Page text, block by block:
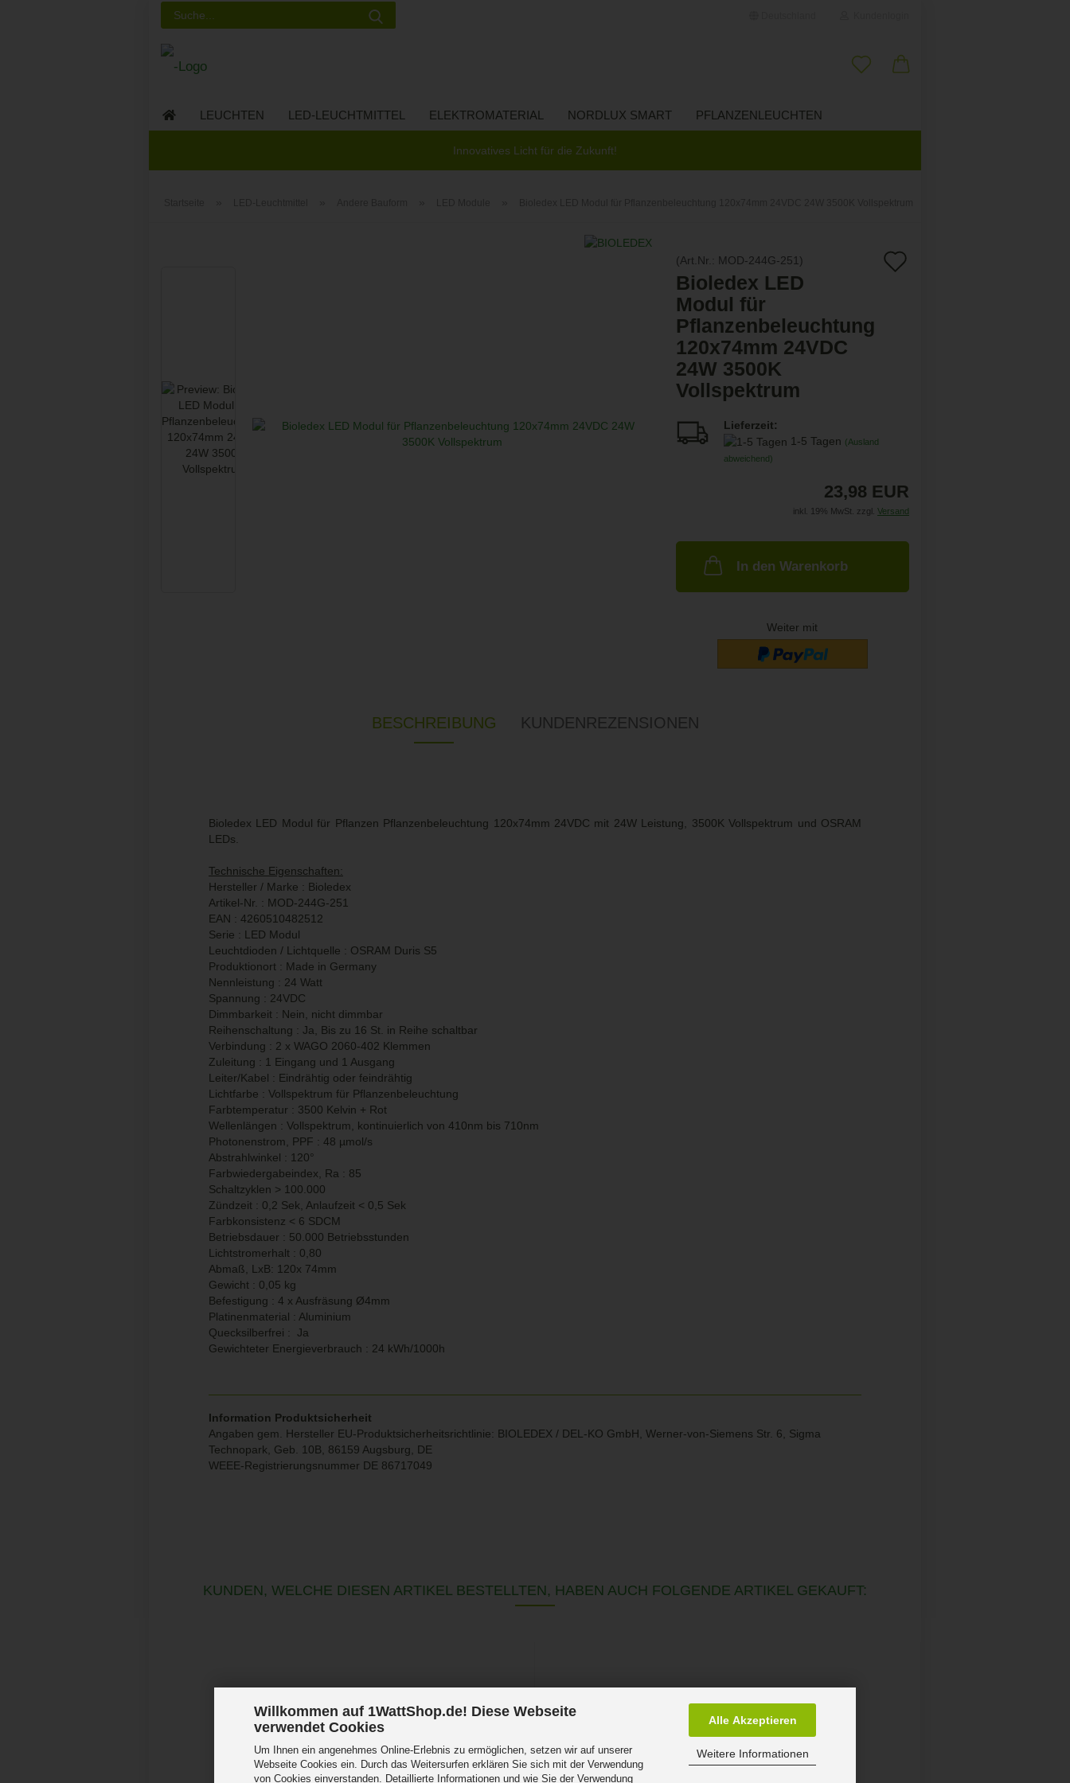
Willkommen auf 1WattShop.de! Diese Webseite
verwendet Cookies
Um Ihnen ein angenehmes Online-Erlebnis zu ermöglichen, setzen wir auf unserer
Webseite Cookies ein. Durch das Weitersurfen erklären Sie sich mit der Verwendung
von Cookies einverstanden. Detaillierte Informationen und wie Sie der Verwendung
Alle Akzeptieren
Weitere Informationen
Passwort vergessen?
Innovatives Licht für die Zukunft!
LEUCHTEN LED-LEUCHTMITTEL ELEKTROMATERIAL NORDLUX SMART PFLANZENLEUCHTEN
(Art.Nr.: MOD-244G-251 )
Bioledex LED
Modul für
Pflanzenbeleuchtung
120x74mm 24VDC
24W 3500K
Vollspektrum
Lieferzeit:
1-5 Tagen (Ausland
abweichend)
23,98 EUR
inkl. 19% MwSt. zzgl. Versand
In den Warenkorb
Weiter mit
BESCHREIBUNG KUNDENREZENSIONEN
Bioledex LED Modul für Pflanzen Pflanzenbeleuchtung 120x74mm 24VDC mit 24W Leistung, 3500K Vollspektrum und OSRAM
LEDs.
Technische Eigenschaften:
Hersteller / Marke : Bioledex
Artikel-Nr. : MOD-244G-251
EAN : 4260510482512
Serie : LED Modul
Leuchtdioden / Lichtquelle : OSRAM Duris S5
Produktionort : Made in Germany
Nennleistung : 24 Watt
Spannung : 24VDC
Dimmbarkeit : Nein, nicht dimmbar
Reihenschaltung : Ja, Bis zu 16 St. in Reihe schaltbar
Verbindung : 2 x WAGO 2060-402 Klemmen
Zuleitung : 1 Eingang und 1 Ausgang
Leiter/Kabel : Eindrähtig oder feindrähtig
Lichtfarbe : Vollspektrum für Pflanzenbeleuchtung
Farbtemperatur : 3500 Kelvin + Rot
Wellenlängen : Vollspektrum, kontinuierlich von 410nm bis 710nm
Photonenstrom, PPF : 48 µmol/s
Abstrahlwinkel : 120°
Farbwiedergabeindex, Ra : 85
Schaltzyklen > 100.000
Zündzeit : 0,2 Sek, Anlaufzeit < 0,5 Sek
Farbkonsistenz < 6 SDCM
Betriebsdauer : 50.000 Betriebsstunden
Lichtstromerhalt : 0,80
Abmaß, LxB: 120x 74mm
Gewicht : 0,05 kg
Befestigung : 4 x Ausfräsung Ø4mm
Platinenmaterial : Aluminium
Quecksilberfrei : Ja
Gewichteter Energieverbrauch : 24 kWh/1000h
Information Produktsicherheit
Angaben gem. Hersteller EU-Produktsicherheitsrichtlinie: BIOLEDEX / DEL-KO GmbH, Werner-von-Siemens Str. 6, Sigma
Technopark, Geb. 10B, 86159 Augsburg, DE
WEEE-Registrierungsnummer DE 86717049
KUNDEN, WELCHE DIESEN ARTIKEL BESTELLTEN, HABEN AUCH FOLGENDE ARTIKEL GEKAUFT: